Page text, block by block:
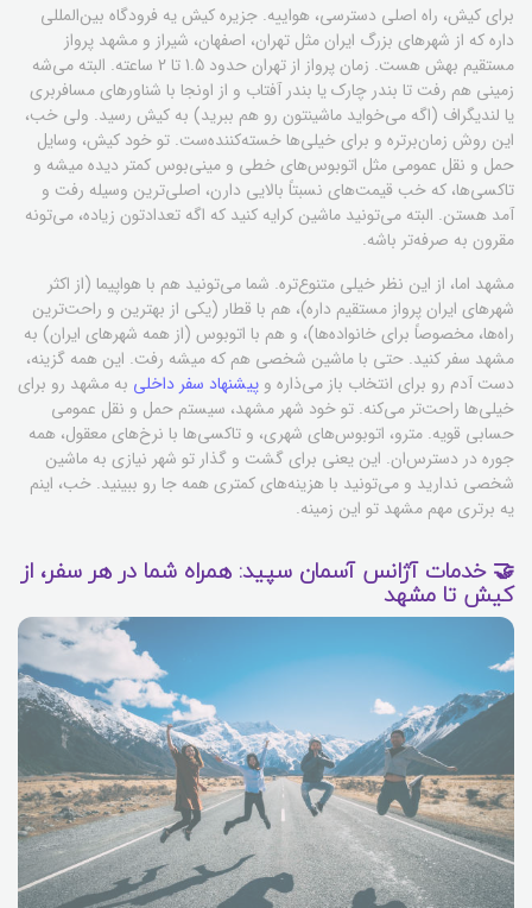
برای کیش، راه اصلی دسترسی، هواییه. جزیره کیش یه فرودگاه بین‌المللی
داره که از شهرهای بزرگ ایران مثل تهران، اصفهان، شیراز و مشهد پرواز
مستقیم بهش هست. زمان پرواز از تهران حدود 1.5 تا 2 ساعته. البته می‌شه
زمینی هم رفت تا بندر چارک یا بندر آفتاب و از اونجا با شناورهای مسافربری
یا لندیگراف (اگه می‌خواید ماشینتون رو هم ببرید) به کیش رسید. ولی خب،
این روش زمان‌برتره و برای خیلی‌ها خسته‌کننده‌ست. تو خود کیش، وسایل
حمل و نقل عمومی مثل اتوبوس‌های خطی و مینی‌بوس کمتر دیده میشه و
تاکسی‌ها، که خب قیمت‌های نسبتاً بالایی دارن، اصلی‌ترین وسیله رفت و
آمد هستن. البته می‌تونید ماشین کرایه کنید که اگه تعدادتون زیاده، می‌تونه
مقرون به صرفه‌تر باشه.
مشهد اما، از این نظر خیلی متنوع‌تره. شما می‌تونید هم با هواپیما (از اکثر
شهرهای ایران پرواز مستقیم داره)، هم با قطار (یکی از بهترین و راحت‌ترین
راه‌ها، مخصوصاً برای خانواده‌ها)، و هم با اتوبوس (از همه شهرهای ایران) به
مشهد سفر کنید. حتی با ماشین شخصی هم که میشه رفت. این همه گزینه،
دست آدم رو برای انتخاب باز می‌ذاره و پیشنهاد سفر داخلی به مشهد رو برای
خیلی‌ها راحت‌تر می‌کنه. تو خود شهر مشهد، سیستم حمل و نقل عمومی
حسابی قویه. مترو، اتوبوس‌های شهری، و تاکسی‌ها با نرخ‌های معقول، همه
جوره در دسترس‌ان. این یعنی برای گشت و گذار تو شهر نیازی به ماشین
شخصی ندارید و می‌تونید با هزینه‌های کمتری همه جا رو ببینید. خب، اینم
یه برتری مهم مشهد تو این زمینه.
🤝 خدمات آژانس آسمان سپید: همراه شما در هر سفر، از
کیش تا مشهد